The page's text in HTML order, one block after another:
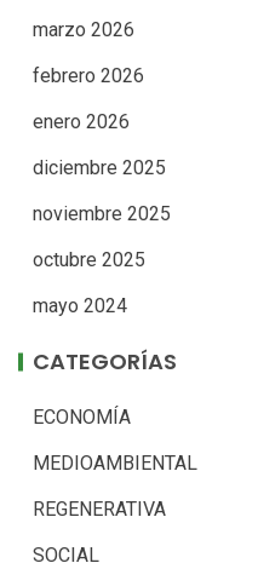
marzo 2026
febrero 2026
enero 2026
diciembre 2025
noviembre 2025
octubre 2025
mayo 2024
CATEGORÍAS
ECONOMÍA
MEDIOAMBIENTAL
REGENERATIVA
SOCIAL